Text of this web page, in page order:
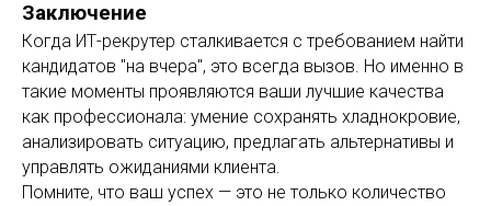
Заключение
Когда ИТ-рекрутер сталкивается с требованием найти
кандидатов "на вчера", это всегда вызов. Но именно в
такие моменты проявляются ваши лучшие качества
как профессионала: умение сохранять хладнокровие,
анализировать ситуацию, предлагать альтернативы и
управлять ожиданиями клиента.
Помните, что ваш успех — это не только количество